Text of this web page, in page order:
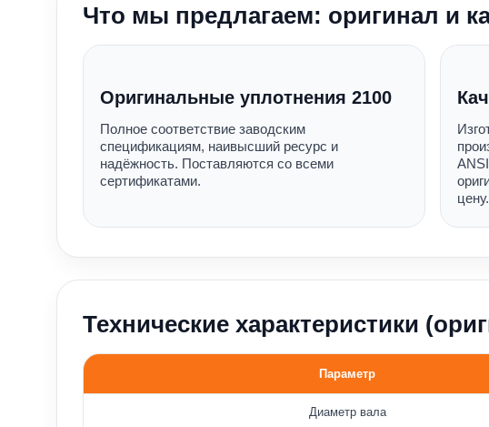
Что мы предлагаем: оригинал и
Оригинальные уплотнения 2100
Полное соответствие заводским
спецификациям, наивысший ресурс и
надёжность. Поставляются со всеми
сертификатами.
цену.
Технические характеристики
Параметр
Диаметр вала